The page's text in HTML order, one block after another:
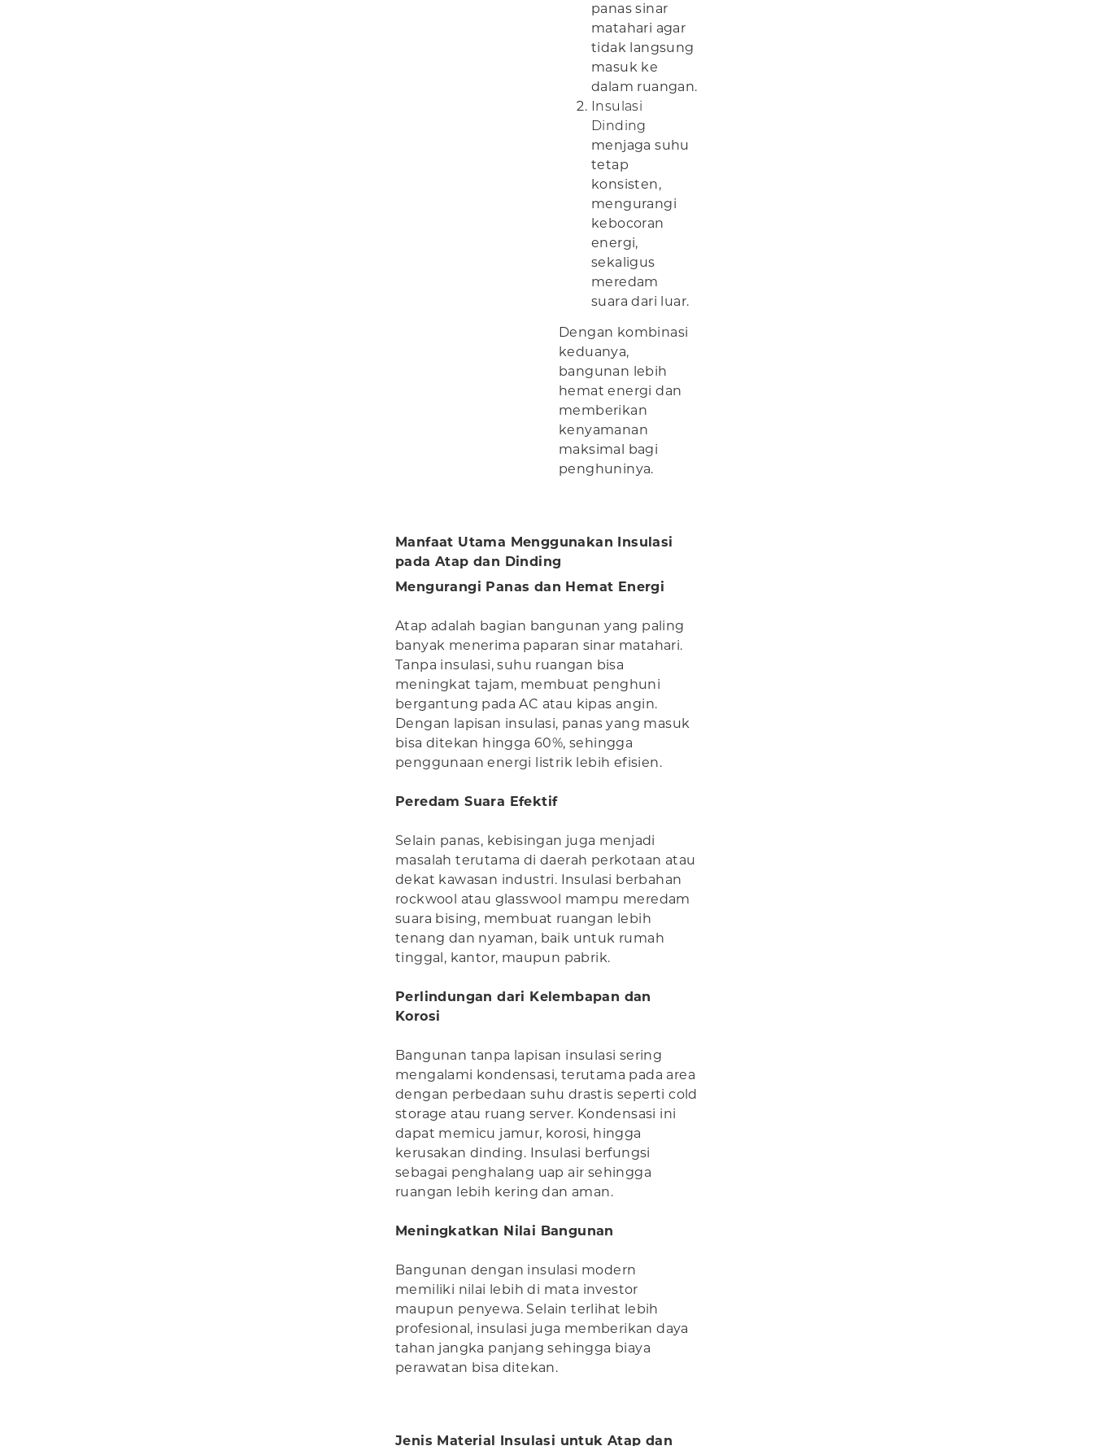
panas sinar
matahari agar
tidak langsung
masuk ke
dalam ruangan.
Insulasi
Dinding
menjaga suhu
tetap
konsisten,
mengurangi
kebocoran
energi,
sekaligus
meredam
suara dari luar.
Dengan kombinasi
keduanya,
bangunan lebih
hemat energi dan
memberikan
kenyamanan
maksimal bagi
penghuninya.
Manfaat Utama Menggunakan Insulasi
pada Atap dan Dinding
Mengurangi Panas dan Hemat Energi
Atap adalah bagian bangunan yang paling
banyak menerima paparan sinar matahari.
Tanpa insulasi, suhu ruangan bisa
meningkat tajam, membuat penghuni
bergantung pada AC atau kipas angin.
Dengan lapisan insulasi, panas yang masuk
bisa ditekan hingga 60%, sehingga
penggunaan energi listrik lebih efisien.
Peredam Suara Efektif
Selain panas, kebisingan juga menjadi
masalah terutama di daerah perkotaan atau
dekat kawasan industri. Insulasi berbahan
rockwool atau glasswool mampu meredam
suara bising, membuat ruangan lebih
tenang dan nyaman, baik untuk rumah
tinggal, kantor, maupun pabrik.
Perlindungan dari Kelembapan dan
Korosi
Bangunan tanpa lapisan insulasi sering
mengalami kondensasi, terutama pada area
dengan perbedaan suhu drastis seperti cold
storage atau ruang server. Kondensasi ini
dapat memicu jamur, korosi, hingga
kerusakan dinding. Insulasi berfungsi
sebagai penghalang uap air sehingga
ruangan lebih kering dan aman.
Meningkatkan Nilai Bangunan
Bangunan dengan insulasi modern
memiliki nilai lebih di mata investor
maupun penyewa. Selain terlihat lebih
profesional, insulasi juga memberikan daya
tahan jangka panjang sehingga biaya
perawatan bisa ditekan.
Jenis Material Insulasi untuk Atap dan